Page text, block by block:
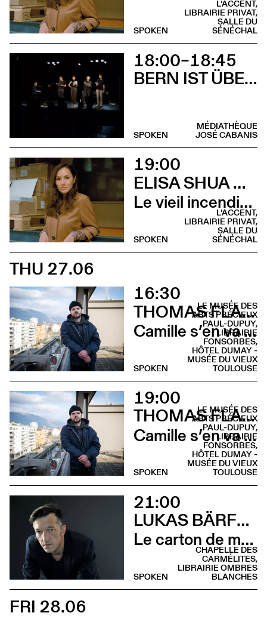
L'ACCENT,
LIBRAIRIE PRIVAT,
SALLE DU
SÉNÉCHAL
SPOKEN
18:00–18:45
BERN IST ÜBERALL
MÉDIATHÈQUE
JOSÉ CABANIS
SPOKEN
19:00
ELISA SHUA DUSAPIN
Le vieil incendie (Rencontre - L’Accent de Montrabé)
L'ACCENT,
LIBRAIRIE PRIVAT,
SALLE DU
SÉNÉCHAL
SPOKEN
THU 27.06
16:30
THOMAS FLAHAUT
Camille s’en va (Lecture musicale - Musée des Arts Précieux)
LE MUSÉE DES
ARTS PRÉCIEUX
PAUL-DUPUY,
LIBRAIRIE
FONSORBES,
HÔTEL DUMAY -
MUSÉE DU VIEUX
TOULOUSE
SPOKEN
19:00
THOMAS FLAHAUT
Camille s’en va (Rencontre - Librairie Fonsorbes)
LE MUSÉE DES
ARTS PRÉCIEUX
PAUL-DUPUY,
LIBRAIRIE
FONSORBES,
HÔTEL DUMAY -
MUSÉE DU VIEUX
TOULOUSE
SPOKEN
21:00
LUKAS BÄRFUSS
Le carton de mon père (Lecture - Chapelle des Carmélites)
CHAPELLE DES
CARMÉLITES,
LIBRAIRIE OMBRES
BLANCHES
SPOKEN
FRI 28.06